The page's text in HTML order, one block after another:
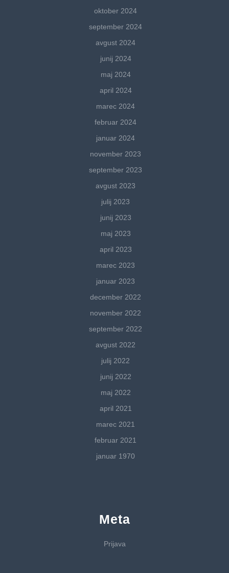
oktober 2024
september 2024
avgust 2024
junij 2024
maj 2024
april 2024
marec 2024
februar 2024
januar 2024
november 2023
september 2023
avgust 2023
julij 2023
junij 2023
maj 2023
april 2023
marec 2023
januar 2023
december 2022
november 2022
september 2022
avgust 2022
julij 2022
junij 2022
maj 2022
april 2021
marec 2021
februar 2021
januar 1970
Meta
Prijava